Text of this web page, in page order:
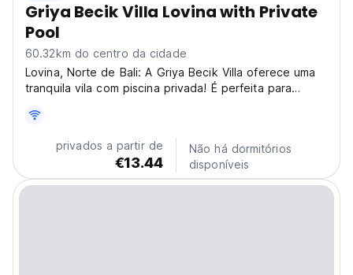
Griya Becik Villa Lovina with Private
Pool
60.32km do centro da cidade
Lovina, Norte de Bali: A Griya Becik Villa oferece uma
tranquila vila com piscina privada! É perfeita para
vila, observação de golfinhos e passeios a cachoeiras.
(Auto-translated from original language)
privados a partir de
€13.44
Não há dormitórios
disponíveis